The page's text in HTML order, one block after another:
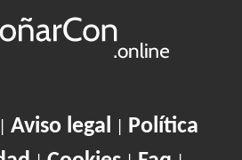
Aviso legal
Política